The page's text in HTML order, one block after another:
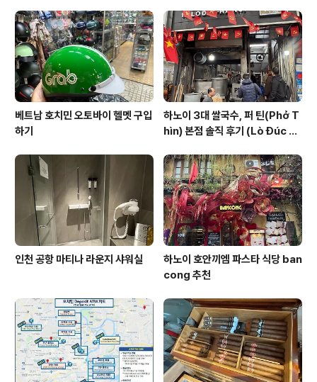
베트남 호치민 오토바이 헬멧 구입
하기
하노이 3대 쌀국수, 퍼 틴(Phở T
hìn) 본점 솔직 후기 (Lò Đúc 거
인천 공항 마티나 라운지 샤워실
하노이 호안끼엠 파스타 식당 ban
cong 추천